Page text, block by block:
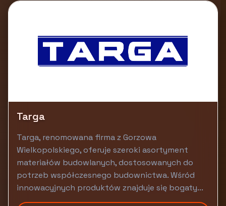
Targa
Targa, renomowana firma z Gorzowa
Wielkopolskiego, oferuje szeroki asortyment
materiałów budowlanych, dostosowanych do
potrzeb współczesnego budownictwa. Wśród
innowacyjnych produktów znajduje się bogaty...